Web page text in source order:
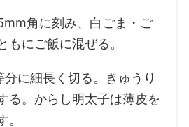
角に刻み、白ごま・ご
もにご飯に混ぜる。
に細長く切る。きゅうり
る。からし明太子は薄皮を
。